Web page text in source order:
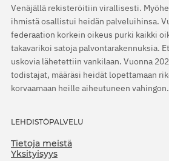
Venäjällä rekisteröitiin virallisesti.
ihmistä osallistui heidän palveluihinsa.
federaation korkein oikeus purki kaikki
takavarikoi satoja palvontarakennuksia.
uskovia lähetettiin vankilaan. Vuonna
todistajat, määräsi heidät lopettamaan
korvaamaan heille aiheutuneen vahingon.
LEHDISTÖPALVELU
Tietoja meistä
Yksityisyys